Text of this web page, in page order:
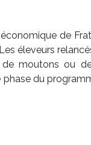
de
éleveurs
moutons ou
phase du